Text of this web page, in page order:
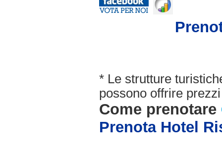
* Le strutture
possono offrire
Come prenotare
Prenota Hotel